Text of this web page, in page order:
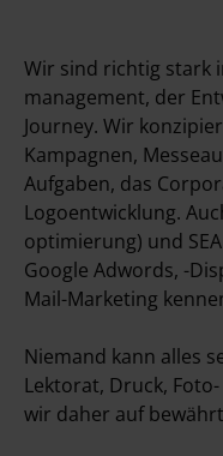
Wir sind richtig stark
management, der
Journey. Wir
Kampagnen,
Aufgaben, das
Logoentwicklung.
optimierung) und
Google Adwords, -
Mail-Marketing
Niemand kann alles
Lektorat, Druck,
wir daher auf